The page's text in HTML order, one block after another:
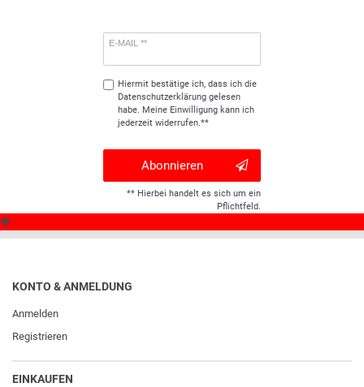
E-MAIL **
Hiermit bestätige ich, dass ich die
Daten­schutz­erklärunggelesen
habe. Meine Einwilligung kann ich
jederzeit widerrufen.**
Abonnieren
** Hierbei handelt es sich um ein
Pflichtfeld.
KONTO & ANMELDUNG
Anmelden
Registrieren
EINKAUFEN